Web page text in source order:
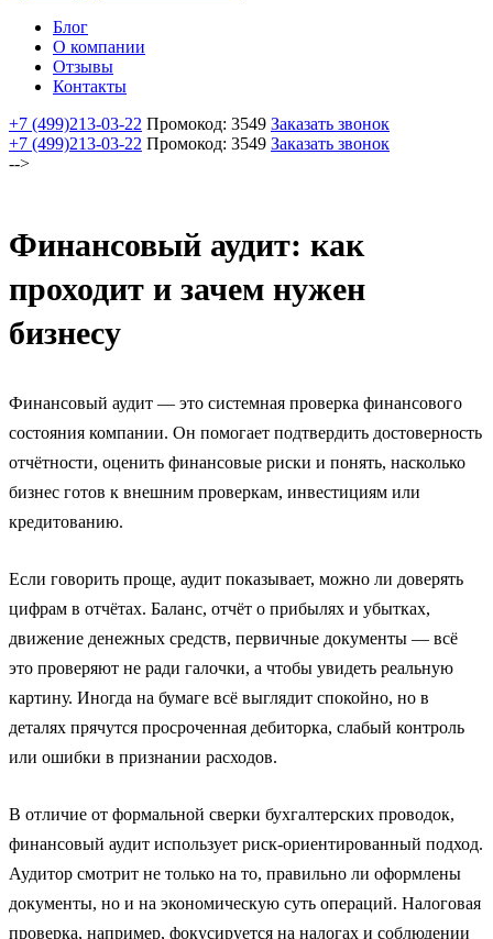
Блог
О компании
Отзывы
Контакты
+7 (499)213-03-22 Промокод: 3549 Заказать звонок
+7 (499)213-03-22 Промокод: 3549 Заказать звонок
-->
Финансовый аудит: как
проходит и зачем нужен
бизнесу
Финансовый аудит — это системная проверка финансового
состояния компании. Он помогает подтвердить достоверность
отчётности, оценить финансовые риски и понять, насколько
бизнес готов к внешним проверкам, инвестициям или
кредитованию.
Если говорить проще, аудит показывает, можно ли доверять
цифрам в отчётах. Баланс, отчёт о прибылях и убытках,
движение денежных средств, первичные документы — всё
это проверяют не ради галочки, а чтобы увидеть реальную
картину. Иногда на бумаге всё выглядит спокойно, но в
деталях прячутся просроченная дебиторка, слабый контроль
или ошибки в признании расходов.
В отличие от формальной сверки бухгалтерских проводок,
финансовый аудит использует риск-ориентированный подход.
Аудитор смотрит не только на то, правильно ли оформлены
документы, но и на экономическую суть операций. Налоговая
проверка, например, фокусируется на налогах и соблюдении